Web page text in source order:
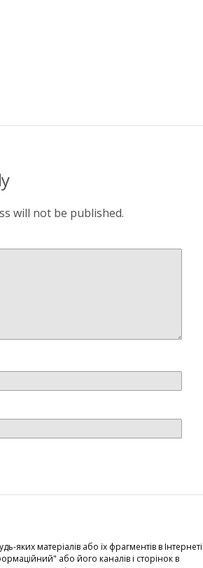
will not be published.
яких матеріалів або їх фрагментів в Інтернеті
або його каналів і сторінок в